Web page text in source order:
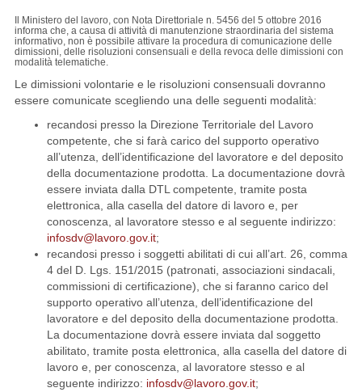
Il Ministero del lavoro, con Nota Direttoriale n. 5456 del 5 ottobre 2016
informa che, a causa di attività di manutenzione straordinaria del sistema
informativo, non è possibile attivare la procedura di comunicazione delle
dimissioni, delle risoluzioni consensuali e della revoca delle dimissioni con
modalità telematiche.
Le dimissioni volontarie e le risoluzioni consensuali dovranno
essere comunicate scegliendo una delle seguenti modalità:
recandosi presso la Direzione Territoriale del Lavoro
competente, che si farà carico del supporto operativo
all’utenza, dell’identificazione del lavoratore e del deposito
della documentazione prodotta. La documentazione dovrà
essere inviata dalla DTL competente, tramite posta
elettronica, alla casella del datore di lavoro e, per
conoscenza, al lavoratore stesso e al seguente indirizzo:
infosdv@lavoro.gov.it;
recandosi presso i soggetti abilitati di cui all’art. 26, comma
4 del D. Lgs. 151/2015 (patronati, associazioni sindacali,
commissioni di certificazione), che si faranno carico del
supporto operativo all’utenza, dell’identificazione del
lavoratore e del deposito della documentazione prodotta.
La documentazione dovrà essere inviata dal soggetto
abilitato, tramite posta elettronica, alla casella del datore di
lavoro e, per conoscenza, al lavoratore stesso e al
seguente indirizzo: infosdv@lavoro.gov.it;